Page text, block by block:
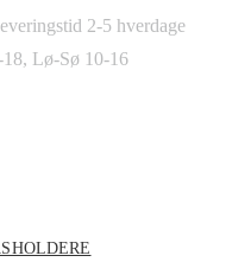
2-5 hverdage
Lø-Sø 10-16